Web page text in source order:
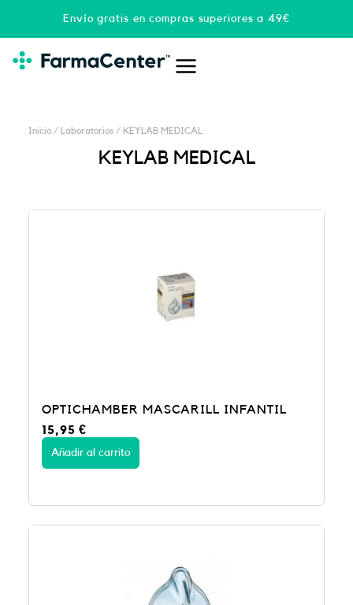
Envío gratis en compras superiores a 49€
Inicio / Laboratorios / KEYLAB MEDICAL
KEYLAB MEDICAL
OPTICHAMBER MASCARILL INFANTIL
15,95€
Añadir al carrito